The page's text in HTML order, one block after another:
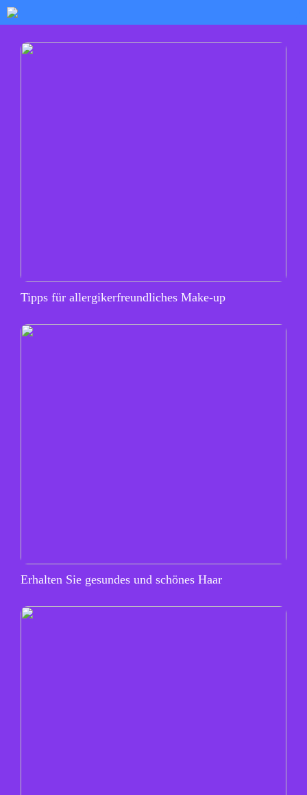
Tipps für allergikerfreundliches Make-up
Erhalten Sie gesundes und schönes Haar